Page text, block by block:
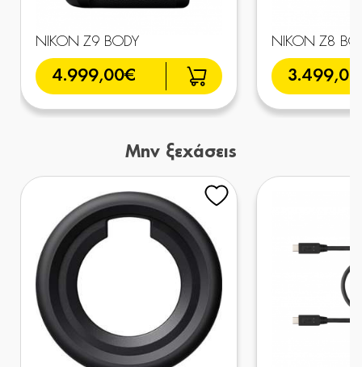
NIKON Z9 BODY
4.999,00€
NIKON Z8
Μην ξεχάσεις